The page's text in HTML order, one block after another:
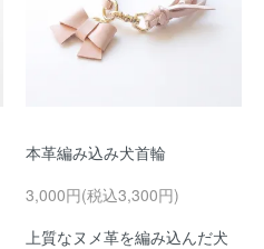
本革編み込み犬首輪
3,000円(税込3,300円)
上質なヌメ革を編み込んだ犬